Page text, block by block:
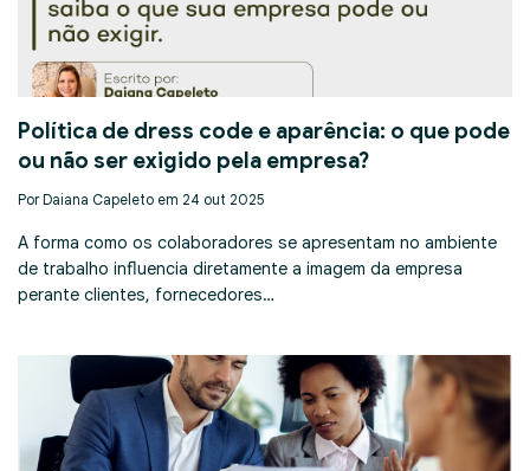
Política de dress code e aparência: o que pode
ou não ser exigido pela empresa?
Por Daiana Capeleto em 24 out 2025
A forma como os colaboradores se apresentam no ambiente
de trabalho influencia diretamente a imagem da empresa
perante clientes, fornecedores…